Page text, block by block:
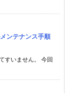
ンテナンス手順
すいません。 今回